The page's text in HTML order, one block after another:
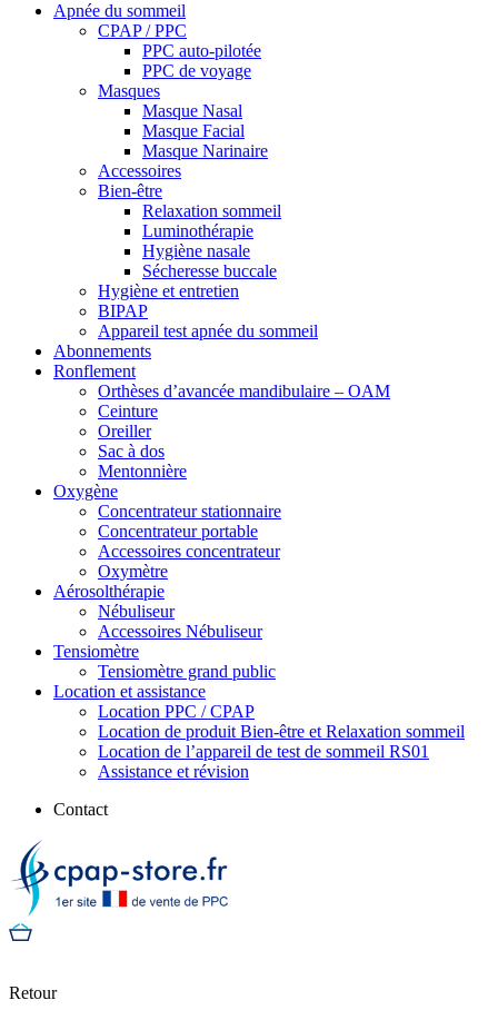
Apnée du sommeil
CPAP / PPC
PPC auto-pilotée
PPC de voyage
Masques
Masque Nasal
Masque Facial
Masque Narinaire
Accessoires
Bien-être
Relaxation sommeil
Luminothérapie
Hygiène nasale
Sécheresse buccale
Hygiène et entretien
BIPAP
Appareil test apnée du sommeil
Abonnements
Ronflement
Orthèses d’avancée mandibulaire – OAM
Ceinture
Oreiller
Sac à dos
Mentonnière
Oxygène
Concentrateur stationnaire
Concentrateur portable
Accessoires concentrateur
Oxymètre
Aérosolthérapie
Nébuliseur
Accessoires Nébuliseur
Tensiomètre
Tensiomètre grand public
Location et assistance
Location PPC / CPAP
Location de produit Bien-être et Relaxation sommeil
Location de l’appareil de test de sommeil RS01
Assistance et révision
Contact
Retour